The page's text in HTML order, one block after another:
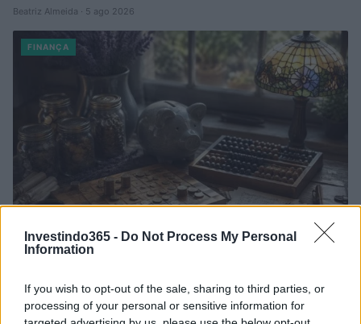
Investindo365 - Do Not Process My Personal
Information
If you wish to opt-out of the sale, sharing to third parties, or
processing of your personal or sensitive information for
Beatriz Almeida · 5 ago 2026
FINANÇA
realmente funciona
A gamificação pode ser uma ferramenta poderosa para melhorar a adesão